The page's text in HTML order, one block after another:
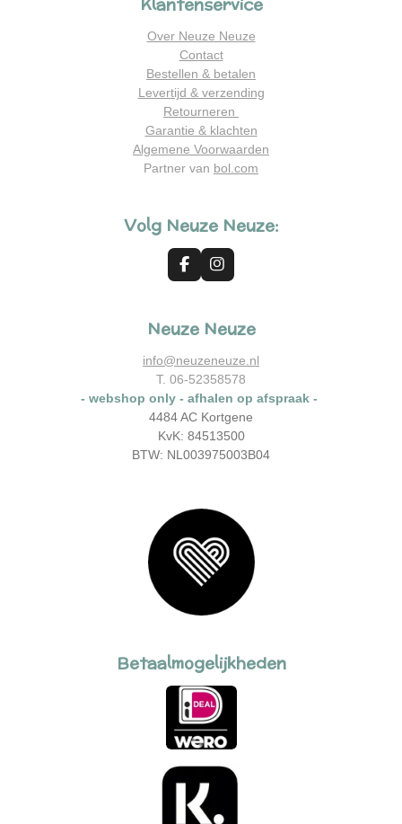
Over Neuze Neuze
Contact
Bestellen & betalen
Levertijd & verzending
Retourneren
Garantie & klachten
Algemene Voorwaarden
Partner van bol.com
Volg Neuze Neuze:
F
a
b
o
k
I
n
a
r
a
m
Neuze Neuze
info@neuzeneuze.nl
T. 06-52358578
- webshop only - afhalen op afspraak -
4484 AC Kortgene
KvK: 84513500
BTW: NL003975003B04
Betaalmogelijkheden